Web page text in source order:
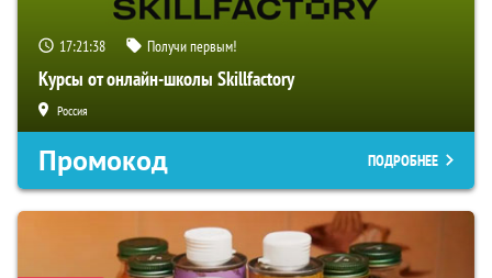
17:21:36 Получи первым!
Курсы от онлайн-школы Skillfactory
Россия
Промокод ПОДРОБНЕЕ